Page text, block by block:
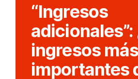
“Ingresos
ingresos más
importantes